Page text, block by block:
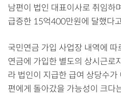
남편이 법인 대표이사로 취임하
급증한 15억400만원에 달했다
국민연금 가입 사업장 내역에 따
연금에 가입한 별도의 상시근로
라 법인이 지급한 급여 상당수
편에게 돌아갔을 가능성이 크다